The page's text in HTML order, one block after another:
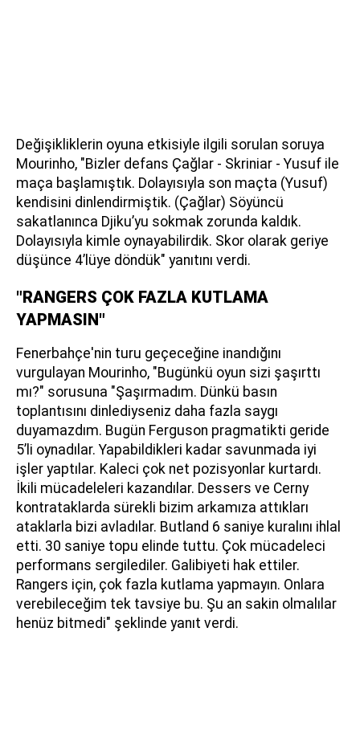
Değişikliklerin oyuna etkisiyle ilgili sorulan soruya
Mourinho, "Bizler defans Çağlar - Skriniar - Yusuf ile
maça başlamıştık. Dolayısıyla son maçta (Yusuf)
kendisini dinlendirmiştik. (Çağlar) Söyüncü
sakatlanınca Djiku’yu sokmak zorunda kaldık.
Dolayısıyla kimle oynayabilirdik. Skor olarak geriye
düşünce 4’lüye döndük" yanıtını verdi.
"RANGERS ÇOK FAZLA KUTLAMA
YAPMASIN"
Fenerbahçe'nin turu geçeceğine inandığını
vurgulayan Mourinho, "Bugünkü oyun sizi şaşırttı
mı?" sorusuna "Şaşırmadım. Dünkü basın
toplantısını dinlediyseniz daha fazla saygı
duyamazdım. Bugün Ferguson pragmatikti geride
5’li oynadılar. Yapabildikleri kadar savunmada iyi
işler yaptılar. Kaleci çok net pozisyonlar kurtardı.
İkili mücadeleleri kazandılar. Dessers ve Cerny
kontrataklarda sürekli bizim arkamıza attıkları
ataklarla bizi avladılar. Butland 6 saniye kuralını ihlal
etti. 30 saniye topu elinde tuttu. Çok mücadeleci
performans sergilediler. Galibiyeti hak ettiler.
Rangers için, çok fazla kutlama yapmayın. Onlara
verebileceğim tek tavsiye bu. Şu an sakin olmalılar
henüz bitmedi" şeklinde yanıt verdi.